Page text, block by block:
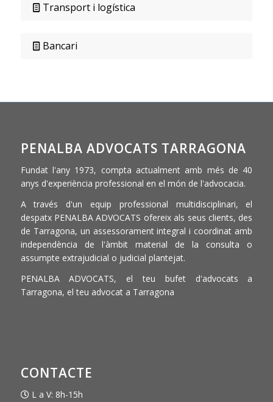
Transport i logística
Bancari
PENALBA ADVOCATS TARRAGONA
Fundat l'any 1973, compta actualment amb més de 40
anys d'experiència professional en el món de l'advocacia.
A través d'un equip professional multidisciplinari, el
despatx PENALBA ADVOCATS ofereix als seus clients, des
de Tarragona, un assessorament integral i coordinat amb
independència de l'àmbit material de la consulta o
assumpte extrajudicial o judicial plantejat.
PENALBA ADVOCATS, el teu bufet d'advocats a
Tarragona, el teu advocat a Tarragona
CONTACTE
L a V: 8h-15h